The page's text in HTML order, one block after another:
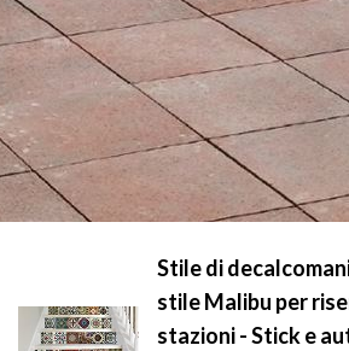
Stile di
stile Malibu per
stazioni - Stick e